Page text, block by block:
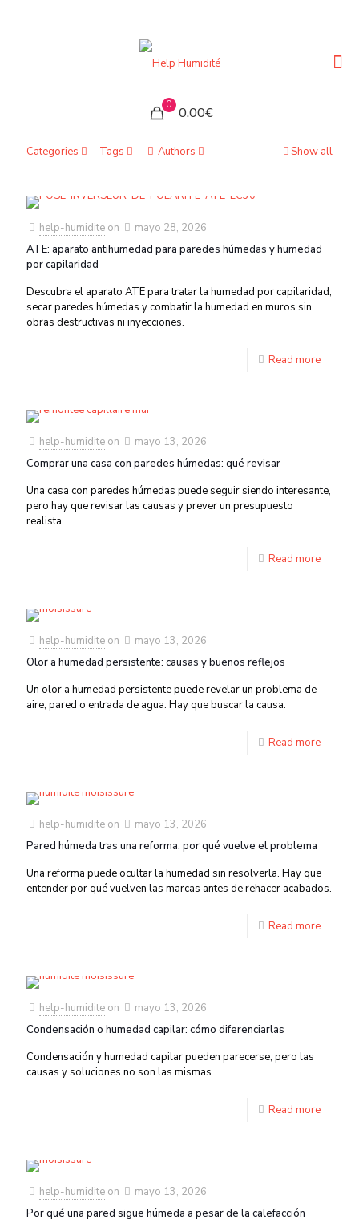
0 0.00€
Categories Tags Authors Show all
help-humidite on
mayo 28, 2026
ATE: aparato antihumedad para paredes húmedas y humedad
por capilaridad
Descubra el aparato ATE para tratar la humedad por capilaridad,
secar paredes húmedas y combatir la humedad en muros sin
obras destructivas ni inyecciones.
Read more
help-humidite on
mayo 13, 2026
Comprar una casa con paredes húmedas: qué revisar
Una casa con paredes húmedas puede seguir siendo interesante,
pero hay que revisar las causas y prever un presupuesto
realista.
Read more
help-humidite on
mayo 13, 2026
Olor a humedad persistente: causas y buenos reflejos
Un olor a humedad persistente puede revelar un problema de
aire, pared o entrada de agua. Hay que buscar la causa.
Read more
help-humidite on
mayo 13, 2026
Pared húmeda tras una reforma: por qué vuelve el problema
Una reforma puede ocultar la humedad sin resolverla. Hay que
entender por qué vuelven las marcas antes de rehacer acabados.
Read more
help-humidite on
mayo 13, 2026
Condensación o humedad capilar: cómo diferenciarlas
Condensación y humedad capilar pueden parecerse, pero las
causas y soluciones no son las mismas.
Read more
help-humidite on
mayo 13, 2026
Por qué una pared sigue húmeda a pesar de la calefacción